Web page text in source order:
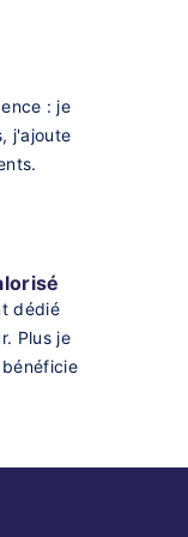
: je
j'ajoute
dédié
Plus je